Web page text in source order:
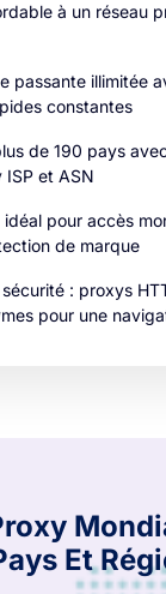
à un réseau
passante illimitée
constantes
de 190 pays
et ASN
idéal pour accès
de marque
: proxys
pour une
Et